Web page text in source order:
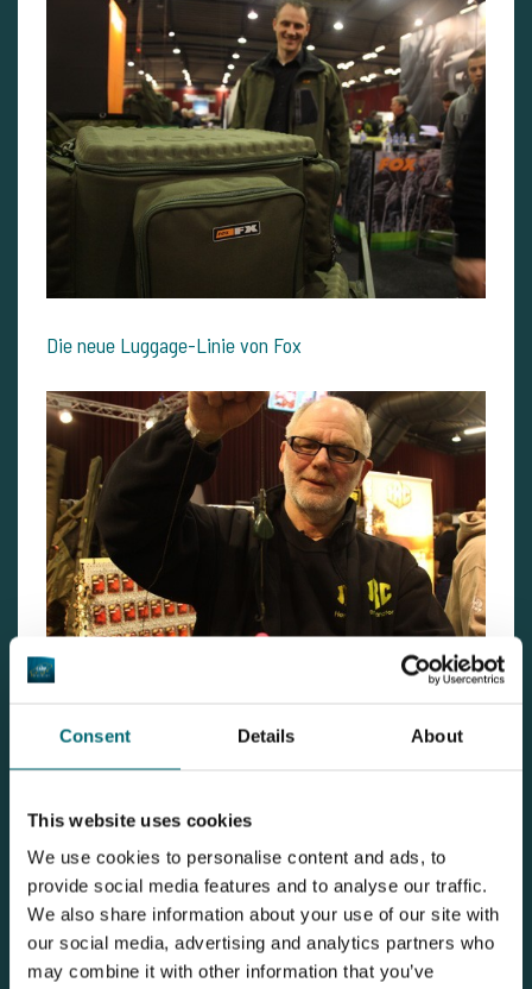
Consent Details About
This website uses cookies
We use cookies to personalise content and ads, to
provide social media features and to analyse our traffic.
We also share information about your use of our site with
our social media, advertising and analytics partners who
may combine it with other information that you’ve
Die neue Luggage-Linie von Fox
Der holländischen Hermanator: zeigt hier das neue
Safety Assis System von JRC